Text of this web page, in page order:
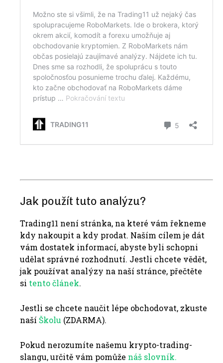
Jak použít tuto analýzu?
Trading11 není stránka, na které vám řekneme
kdy nakoupit a kdy prodat. Naším cílem je dát
vám dostatek informací, abyste byli schopni
udělat správné rozhodnutí. Jestli chcete vědět,
jak používat analýzy na naší stránce, přečtěte
si tento článek.
Jestli se chcete naučit lépe obchodovat, zkuste
naší Školu (ZDARMA).
Pokud nerozumíte našemu krypto-trading-
slangu, určitě vám pomůže náš slovník.